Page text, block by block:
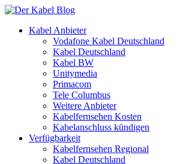
Kabel Anbieter
Vodafone Kabel Deutschland
Kabel Deutschland
Kabel BW
Unitymedia
Primacom
Tele Columbus
Weitere Anbieter
Kabelfernsehen Kosten
Kabelanschluss kündigen
Verfügbarkeit
Kabelfernsehen Regional
Kabel Deutschland